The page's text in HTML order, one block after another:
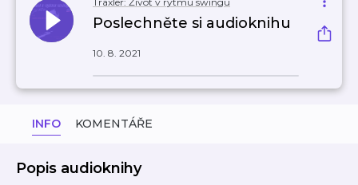
Poslechněte si audioknihu
10. 8. 2021
INFO KOMENTÁŘE
Popis audioknihy